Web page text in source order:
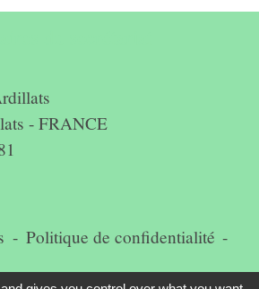
- FRANCE
- Politique de confidentialité -
Plan du site -